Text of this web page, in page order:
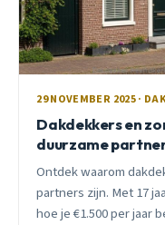
29 NOVEMBER 2025 ·
Dakdekkers en
duurzame
Ontdek waarom
partners zijn. Met 17
hoe je €1.500 per jaar